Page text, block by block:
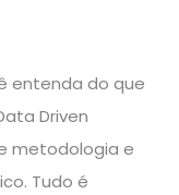
entenda do que
Driven
metodologia e
Tudo é